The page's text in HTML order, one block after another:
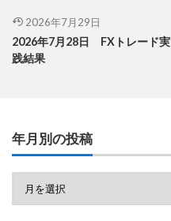
2026年7月29日
2026年7月28日 FXトレード実
践結果
年月別の投稿